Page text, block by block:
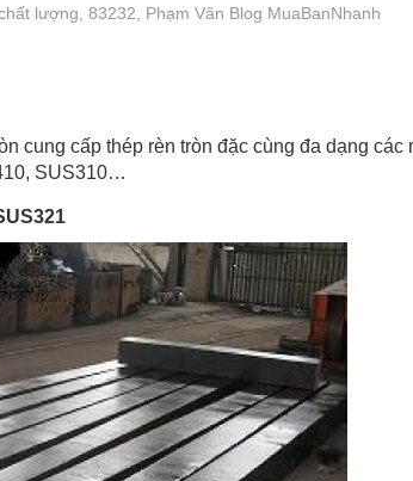
lượng, 83232, Phạm Vân Blog MuaBanNhanh
cung cấp thép rèn tròn đặc cùng đa dạng các
SUS310…